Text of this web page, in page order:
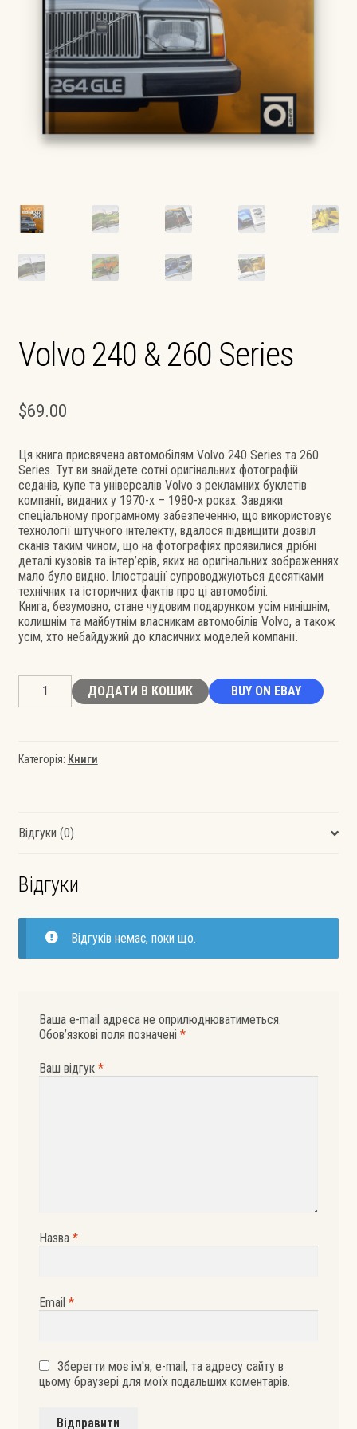
ПРО НАС
ШПАЛЕРИ
Volvo 240 & 260 Series
$69.00
Ця книга присвячена автомобілям Volvo 240 Series та 260
Series. Тут ви знайдете сотні оригінальних фотографій
седанів, купе та універсалів Volvo з рекламних буклетів
компанії, виданих у 1970-х – 1980-х роках. Завдяки
спеціальному програмному забезпеченню, що використовує
технології штучного інтелекту, вдалося підвищити дозвіл
сканів таким чином, що на фотографіях проявилися дрібні
деталі кузовів та інтер’єрів, яких на оригінальних зображеннях
мало було видно. Ілюстрації супроводжуються десятками
технічних та історичних фактів про ці автомобілі.
Книга, безумовно, стане чудовим подарунком усім нинішнім,
колишнім та майбутнім власникам автомобілів Volvo, а також
усім, хто небайдужий до класичних моделей компанії.
&
кількість
ДОДАТИ В КОШИК BUY ON EBAY
Категорія: Книги
Відгуки (0)
Відгуки
Відгуків немає, поки що.
Ваша e-mail адреса не оприлюднюватиметься.
Обов’язкові поля позначені *
Ваш відгук *
Назва *
Email *
Зберегти моє ім'я, e-mail, та адресу сайту в
цьому браузері для моїх подальших коментарів.